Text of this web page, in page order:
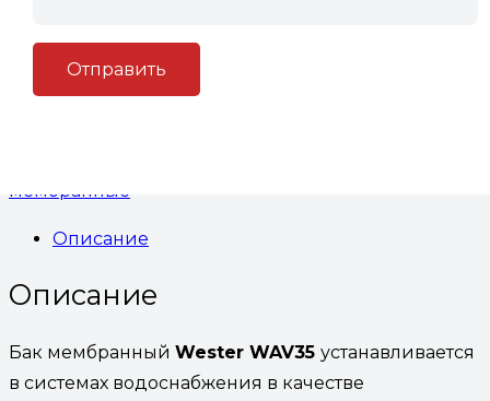
водоснабжения
мембранные
Описание
Описание
Бак мембранный Wester WAV35 устанавливается
в системах водоснабжения в качестве